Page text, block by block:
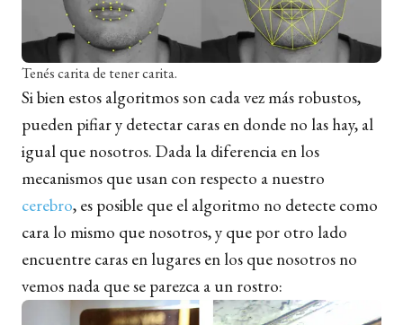
Tenés carita de tener carita.
Si bien estos algoritmos son cada vez más robustos,
pueden pifiar y detectar caras en donde no las hay, al
igual que nosotros. Dada la diferencia en los
mecanismos que usan con respecto a nuestro
cerebro, es posible que el algoritmo no detecte como
cara lo mismo que nosotros, y que por otro lado
encuentre caras en lugares en los que nosotros no
vemos nada que se parezca a un rostro: